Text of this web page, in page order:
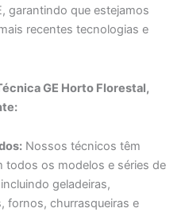
garantindo que estejamos
recentes tecnologias e
GE Horto Florestal,
Nossos técnicos têm
todos os modelos e séries de
geladeiras,
fornos, churrasqueiras e